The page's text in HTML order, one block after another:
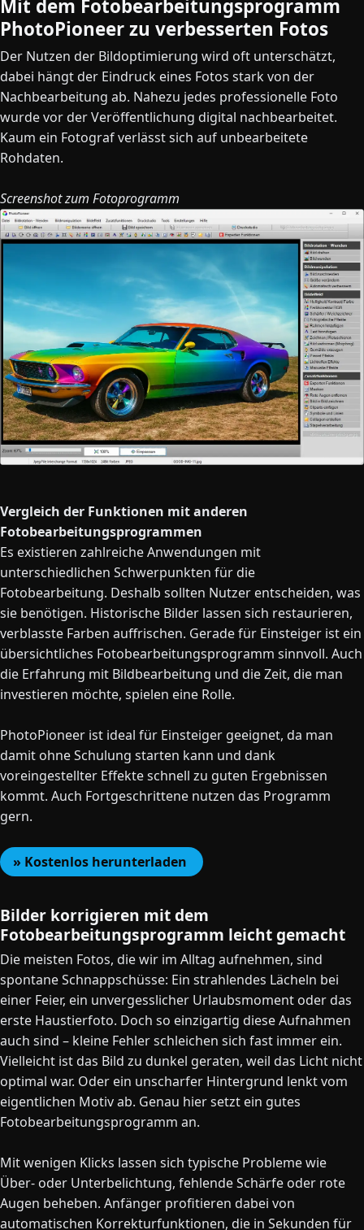
Mit dem Fotobearbeitungsprogramm
PhotoPioneer zu verbesserten Fotos
Der Nutzen der Bildoptimierung wird oft unterschätzt,
dabei hängt der Eindruck eines Fotos stark von der
Nachbearbeitung ab. Nahezu jedes professionelle Foto
wurde vor der Veröffentlichung digital nachbearbeitet.
Kaum ein Fotograf verlässt sich auf unbearbeitete
Rohdaten.
Screenshot zum Fotoprogramm
Vergleich der Funktionen mit anderen
Fotobearbeitungsprogrammen
Es existieren zahlreiche Anwendungen mit
unterschiedlichen Schwerpunkten für die
Fotobearbeitung. Deshalb sollten Nutzer entscheiden, was
sie benötigen. Historische Bilder lassen sich restaurieren,
verblasste Farben auffrischen. Gerade für Einsteiger ist ein
übersichtliches Fotobearbeitungsprogramm sinnvoll. Auch
die Erfahrung mit Bildbearbeitung und die Zeit, die man
investieren möchte, spielen eine Rolle.
PhotoPioneer ist ideal für Einsteiger geeignet, da man
damit ohne Schulung starten kann und dank
voreingestellter Effekte schnell zu guten Ergebnissen
kommt. Auch Fortgeschrittene nutzen das Programm
gern.
» Kostenlos herunterladen
Bilder korrigieren mit dem
Fotobearbeitungsprogramm leicht gemacht
Die meisten Fotos, die wir im Alltag aufnehmen, sind
spontane Schnappschüsse: Ein strahlendes Lächeln bei
einer Feier, ein unvergesslicher Urlaubsmoment oder das
erste Haustierfoto. Doch so einzigartig diese Aufnahmen
auch sind – kleine Fehler schleichen sich fast immer ein.
Vielleicht ist das Bild zu dunkel geraten, weil das Licht nicht
optimal war. Oder ein unscharfer Hintergrund lenkt vom
eigentlichen Motiv ab. Genau hier setzt ein gutes
Fotobearbeitungsprogramm an.
Mit wenigen Klicks lassen sich typische Probleme wie
Über- oder Unterbelichtung, fehlende Schärfe oder rote
Augen beheben. Anfänger profitieren dabei von
automatischen Korrekturfunktionen, die in Sekunden für